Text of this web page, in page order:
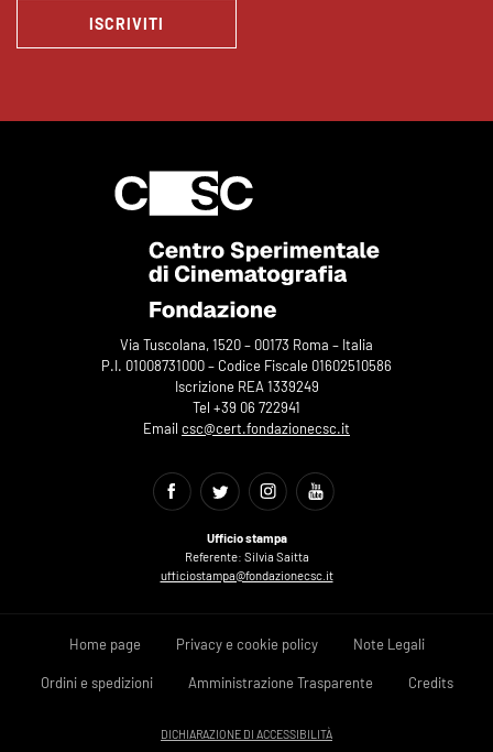
ISCRIVITI
Via Tuscolana, 1520 – 00173 Roma – Italia
P.I. 01008731000 – Codice Fiscale 01602510586
Iscrizione REA 1339249
Tel +39 06 722941
Email csc@cert.fondazionecsc.it
Ufficio stampa
Referente: Silvia Saitta
ufficiostampa@fondazionecsc.it
Home page Privacy e cookie policy Note Legali
Ordini e spedizioni Amministrazione Trasparente Credits
DICHIARAZIONE DI ACCESSIBILITÀ